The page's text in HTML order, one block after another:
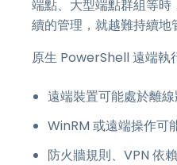
端點、大型端點群組等
續的管理，就越難持續地
原生 PowerShell 遠端執
遠端裝置可能處於離線
WinRM 或遠端操作可
防火牆規則、VPN 依